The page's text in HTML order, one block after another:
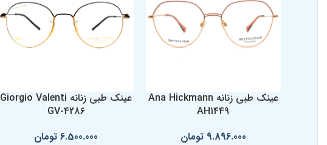
عینک طبی زنانه Ana Hickmann
AH1449
9.896.000 تومان
عینک طبی زنانه Giorgio Valenti
GV-4286
6.500.000 تومان